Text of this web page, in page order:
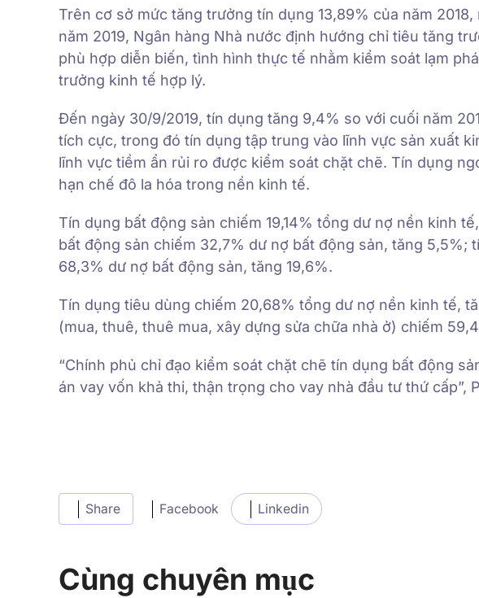
Trên cơ sở mức tăng trưởng tín dụng 13,89% của năm
năm 2019, Ngân hàng Nhà nước định hướng chỉ tiêu tăng
phù hợp diễn biến, tình hình thực tế nhằm kiểm soát lạm
trưởng kinh tế hợp lý.
Đến ngày 30/9/2019, tín dụng tăng 9,4% so với cuối năm
tích cực, trong đó tín dụng tập trung vào lĩnh vực sản xuất
lĩnh vực tiềm ẩn rủi ro được kiểm soát chặt chẽ. Tín dụng
hạn chế đô la hóa trong nền kinh tế.
Tín dụng bất động sản chiếm 19,14% tổng dư nợ nền kinh
bất động sản chiếm 32,7% dư nợ bất động sản, tăng 5,5%;
68,3% dư nợ bất động sản, tăng 19,6%.
Tín dụng tiêu dùng chiếm 20,68% tổng dư nợ nền kinh tế,
(mua, thuê, thuê mua, xây dựng sửa chữa nhà ở) chiếm
“Chính phủ chỉ đạo kiểm soát chặt chẽ tín dụng bất động
án vay vốn khả thi, thận trọng cho vay nhà đầu tư thứ cấp”,
Share Facebook Linkedin
Cùng chuyên mục